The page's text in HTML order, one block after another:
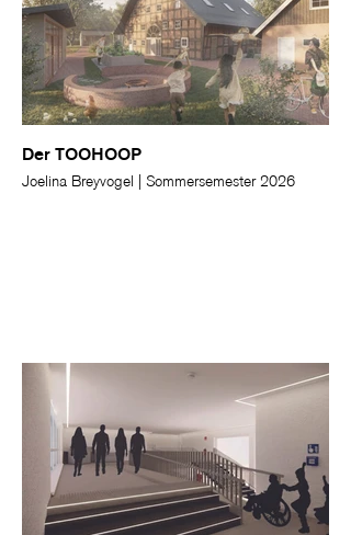
Der TOOHOOP
Joelina Breyvogel | Sommersemester 2026